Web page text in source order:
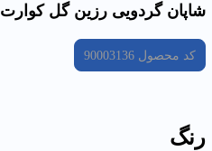
شاپان گردویی رزين گل كوارت
کد محصول90003136
رنگ